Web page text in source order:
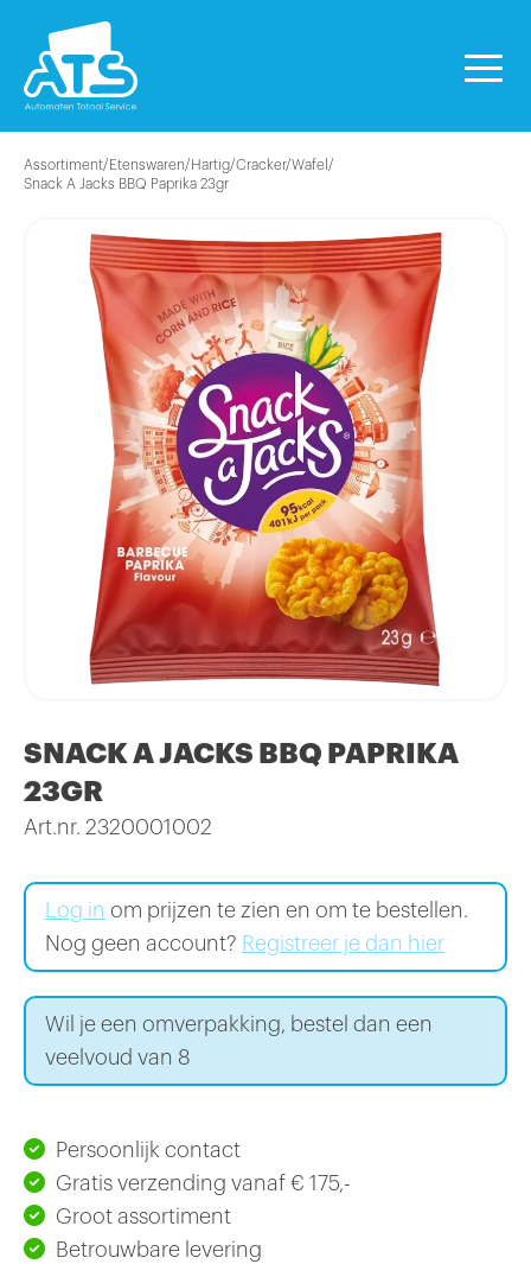
Assortiment/Etenswaren/Hartig/Cracker/Wafel /
Snack A Jacks BBQ Paprika 23gr
SNACK A JACKS BBQ PAPRIKA
23GR
Art.nr. 2320001002
Log in om prijzen te zien en om te bestellen.
Nog geen account? Registreer je dan hier
Wil je een omverpakking, bestel dan een
veelvoud van 8
Persoonlijk contact
Gratis verzending vanaf € 175,-
Groot assortiment
Betrouwbare levering